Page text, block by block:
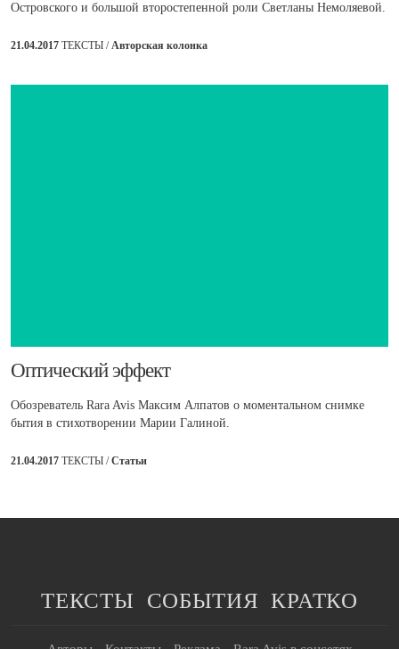
Островского и большой второстепенной роли Светланы Немоляевой.
21.04.2017 ТЕКСТЫ /Авторская колонка
​Оптический эффект
Обозреватель Rara Avis Максим Алпатов о моментальном снимке
бытия в стихотворении Марии Галиной.
21.04.2017 ТЕКСТЫ /Статьи
ТЕКСТЫ СОБЫТИЯ КРАТКО